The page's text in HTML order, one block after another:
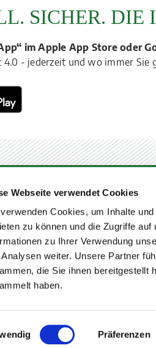
Webseite verwendet Cookies
Cookies, um Inhalte
zu können und die Zugriffe
zu Ihrer Verwendung
Analysen weiter. Unsere Partner
die Sie ihnen bereitgestellt
haben.
Präferenzen
SICHER. DIE
im Apple App Store oder
- jederzeit und wo immer Sie